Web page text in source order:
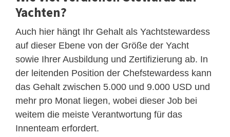
Yachten?
Auch hier hängt Ihr Gehalt als Yachtstewardess
auf dieser Ebene von der Größe der Yacht
sowie Ihrer Ausbildung und Zertifizierung ab. In
der leitenden Position der Chefstewardess kann
das Gehalt zwischen 5.000 und 9.000 USD und
mehr pro Monat liegen, wobei dieser Job bei
weitem die meiste Verantwortung für das
Innenteam erfordert.